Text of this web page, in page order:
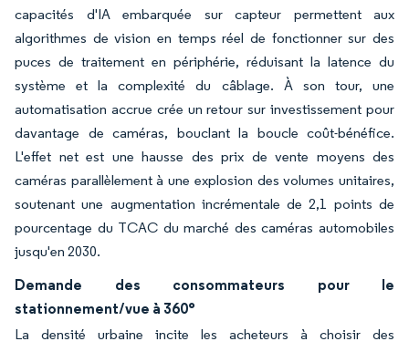
capacités d'IA embarquée sur capteur permettent aux
algorithmes de vision en temps réel de fonctionner sur des
puces de traitement en périphérie, réduisant la latence du
système et la complexité du câblage. À son tour, une
automatisation accrue crée un retour sur investissement pour
davantage de caméras, bouclant la boucle coût-bénéfice.
L'effet net est une hausse des prix de vente moyens des
caméras parallèlement à une explosion des volumes unitaires,
soutenant une augmentation incrémentale de 2,1 points de
pourcentage du TCAC du marché des caméras automobiles
jusqu'en 2030.
Demande des consommateurs pour le
stationnement/vue à 360°
La densité urbaine incite les acheteurs à choisir des